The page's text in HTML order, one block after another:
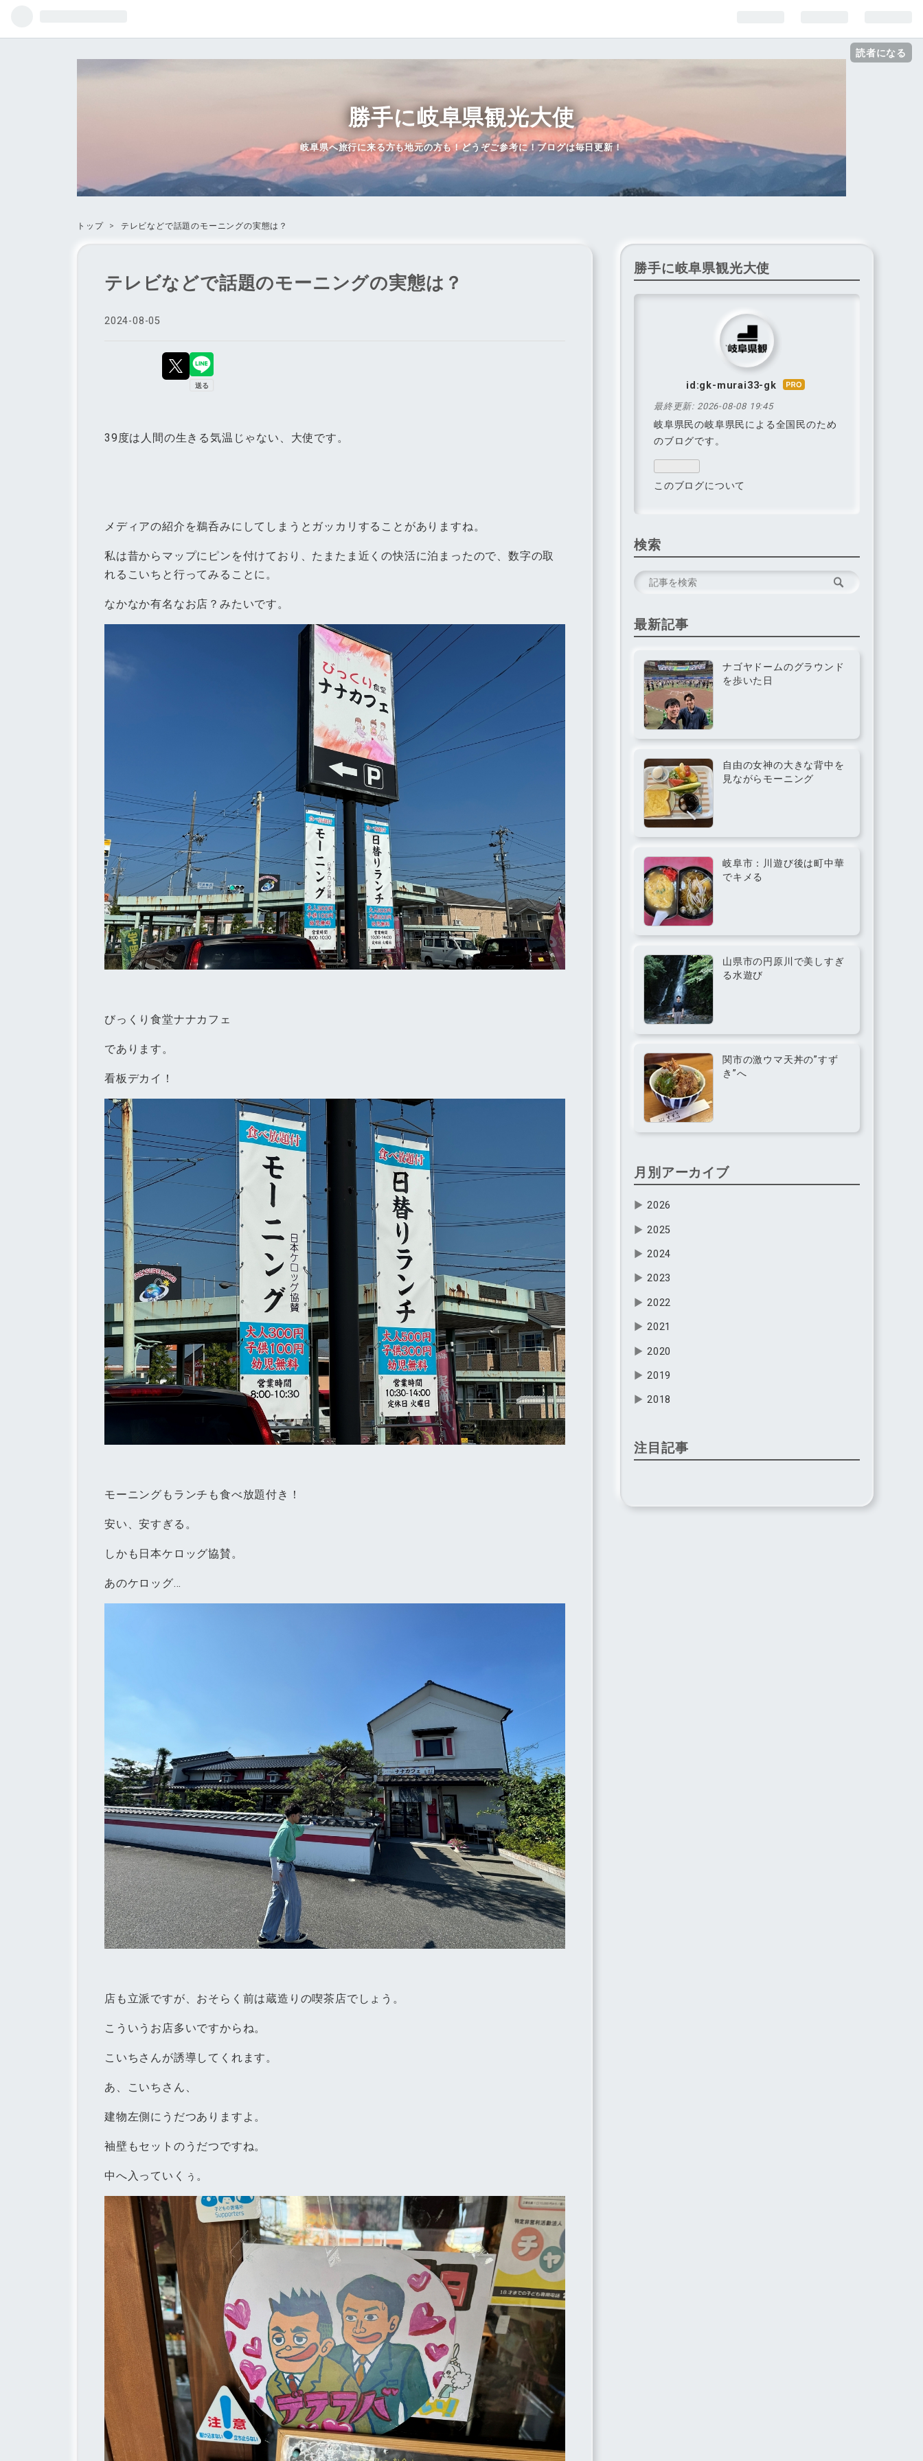
読者になる
勝手に岐阜県観光大使
岐阜県へ旅行に来る方も地元の方も！どうぞご参考に！ブログは毎日更新！
トップ > テレビなどで話題のモーニングの実態は？
2024-08-05
テレビなどで話題のモーニングの実態は？
39度は人間の生きる気温じゃない、大使です。
メディアの紹介を鵜呑みにしてしまうとガッカリすることがありますね。
私は昔からマップにピンを付けており、たまたま近くの快活に泊まったので、数字の取
れるこいちと行ってみることに。
なかなか有名なお店？みたいです。
びっくり食堂ナナカフェ
であります。
看板デカイ！
モーニングもランチも食べ放題付き！
安い、安すぎる。
しかも日本ケロッグ協賛。
あのケロッグ...
店も立派ですが、おそらく前は蔵造りの喫茶店でしょう。
こういうお店多いですからね。
こいちさんが誘導してくれます。
あ、こいちさん、
建物左側にうだつありますよ。
袖壁もセットのうだつですね。
中へ入っていくぅ。
勝手に岐阜県観光大使
id:gk-murai33-gk はて
ログ
最終更新: 2026-08-08 19:45
岐阜県民の岐阜県民による全国民のため
のブログです。
このブログについて
検索
最新記事
ナゴヤドームのグラウンド
を歩いた日
自由の女神の大きな背中を
見ながらモーニング
岐阜市：川遊び後は町中華
でキメる
山県市の円原川で美しすぎ
る水遊び
関市の激ウマ天丼の”すず
き”へ
月別アーカイブ
▶ 2026
▶ 2025
▶ 2024
▶ 2023
▶ 2022
▶ 2021
▶ 2020
▶ 2019
▶ 2018
注目記事